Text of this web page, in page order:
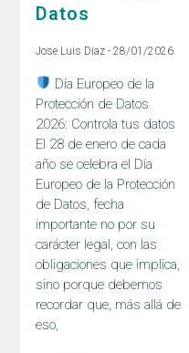
Datos
Jose Luis Diaz 28/01/2026
Día Europeo de la
Protección de Datos
2026: Controla tus datos
El 28 de enero de cada
año se celebra el Día
Europeo de la Protección
de Datos, fecha
importante no por su
carácter legal, con las
obligaciones que implica,
sino porque debemos
recordar que, más allá de
eso,